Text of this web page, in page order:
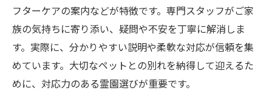
フターケアの案内などが特徴です。専門スタッフがご家
族の気持ちに寄り添い、疑問や不安を丁寧に解消しま
す。実際に、分かりやすい説明や柔軟な対応が信頼を集
めています。大切なペットとの別れを納得して迎えるた
めに、対応力のある霊園選びが重要です。